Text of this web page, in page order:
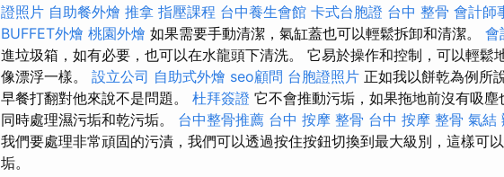
證照片 自助餐外燴 推拿 指壓課程 台中養生會館 卡式台胞證 台中 整骨 會計師
BUFFET外燴 桃園外燴 如果需要手動清潔，氣缸蓋也可以輕鬆拆卸和清潔。 會
進垃圾箱，如有必要，也可以在水龍頭下清洗。 它易於操作和控制，可以輕鬆
像漂浮一樣。 設立公司 自助式外燴 seo顧問 台胞證照片 正如我以餅乾為例所
早餐打翻對他來說不是問題。 杜拜簽證 它不會推動污垢，如果拖地前沒有吸
同時處理濕污垢和乾污垢。 台中整骨推薦 台中 按摩 整骨 台中 按摩 整骨 氣結
我們要處理非常頑固的污漬，我們可以透過按住按鈕切換到最大級別，這樣可
垢。